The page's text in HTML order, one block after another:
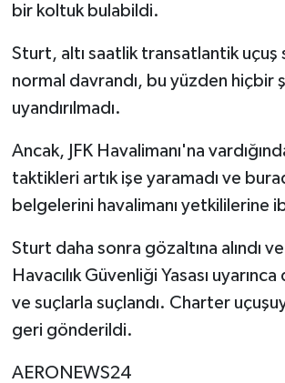
bir koltuk bulabildi.
Sturt, altı saatlik transatlantik uçuş
normal davrandı, bu yüzden hiçbir
uyandırılmadı.
Ancak, JFK Havalimanı'na
taktikleri artık işe yaramadı ve
belgelerini havalimanı yetkililerine
Sturt daha sonra gözaltına alındı
Havacılık Güvenliği Yasası uyarınca
ve suçlarla suçlandı. Charter
geri gönderildi.
AERONEWS24